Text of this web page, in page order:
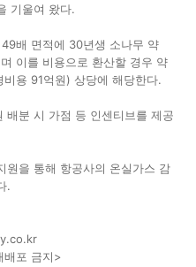
기울여 왔다.
배 면적에 30년생 소나무 약
이를 비용으로 환산할 경우 약
용 91억원) 상당에 해당한다.
배분 시 가점 등 인센티브를 제공
원을 통해 항공사의 온실가스 감
.
포 금지>